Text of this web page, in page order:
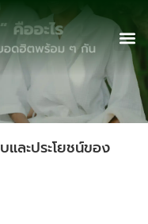
และประโยชน์ของ